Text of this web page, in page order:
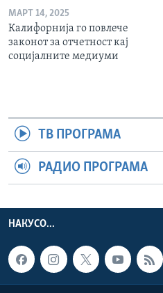
МАРТ 14, 2025
Калифорнија го повлече
законот за отчетност кај
социјалните медиуми
ТВ ПРОГРАМА
РАДИО ПРОГРАМА
НАКУСО...